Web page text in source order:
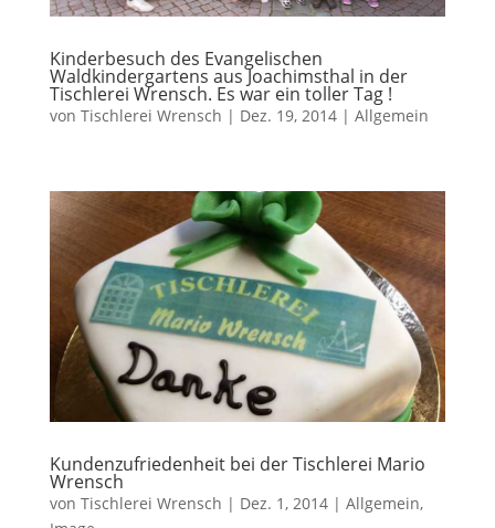
Kinderbesuch des Evangelischen
Waldkindergartens aus Joachimsthal in der
Tischlerei Wrensch. Es war ein toller Tag !
von Tischlerei Wrensch | Dez. 19, 2014| Allgemein
Kundenzufriedenheit bei der Tischlerei Mario
Wrensch
von Tischlerei Wrensch | Dez. 1, 2014| Allgemein,